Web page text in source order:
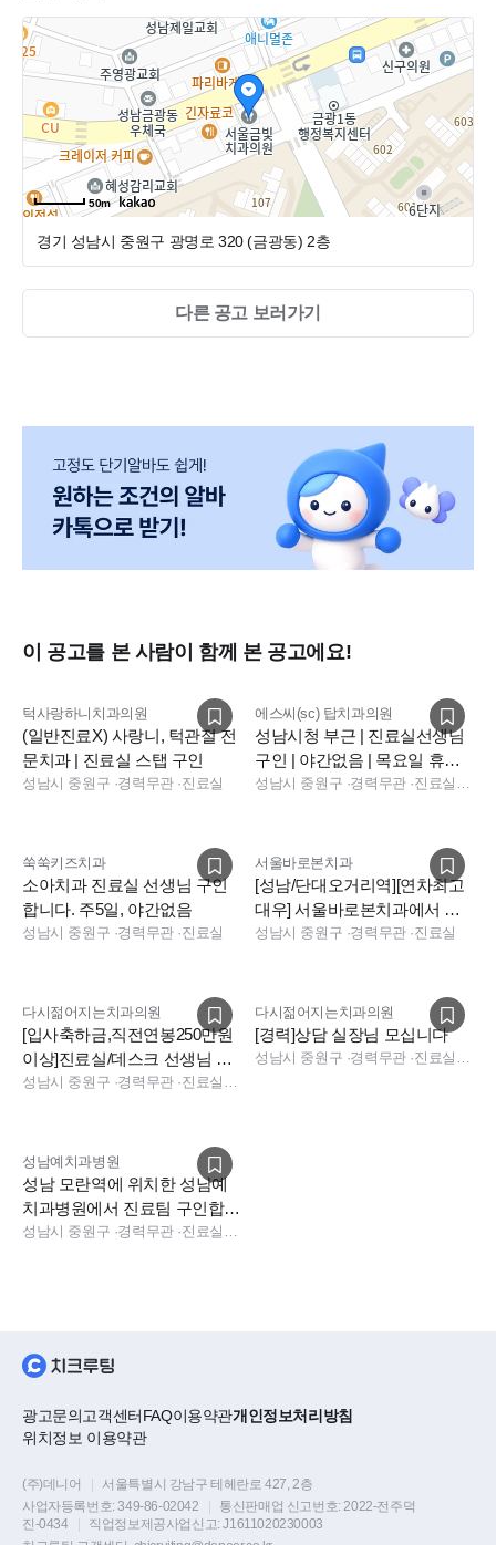
-총 주당 근무 시간이30.5시간으로
주4 일로 근무하실 직원분 모집합니다.
공휴일 있는 주도 월,수 휴무
( BUT, 같은주에 공휴일이 2일 이상인 경우에는월,수 중 하루
대체 근무)
- 야간 없는 평일 진료는 오후6시에 끝나기 때문에 저녁이 있는
삷을 누릴 수 있습니다.
--------------------------------------------------------------------------------------
저희 치과 소개를 한다면,전 구성원이 서로 경어를 사용하여 상
호 존중하는 문화를 만들어가고 있습니다.
니다.
오버타임은 거의 없고
오히려 환자 마감되면 일찍 퇴근하는 경
우가 많습니다.
병원 업무는 되도록 진료실 선생님들끼리 돌아가면서 분담해서
처리하고 있습니다.
진료실 직원 모두 페이스 쉴드 구비,근무화 지원해드립니다.
부득이한 경우가 아니면,포터블 엑스레이는 찍지 않고 엑스레
몸과 마음이 편한 환경에서 근무할 수 있도록 신경 써 드려요
직원 휴게실/ 소독실 분리되어 있습니다
비를 보유하고 있고
진료 분야를 경험해
★직원복지★
저희 치과는 이제 개원한지 4년 정도 되었으며,
월, 수 휴진으로 치과 전체가 주 4일 진료하고 있습니다.
- 주당 근무시간이 준비시간 포함해서 30.5시간,
실제 진료시간은 28시간입니다.
50m
경기 성남시 중원구 광명로 320 (금광동) 2층
다른 공고 보러가기
이 공고를 본 사람이 함께 본 공고에요!
턱사랑하니치과의원
(일반진료X) 사랑니, 턱관절 전
문치과 | 진료실 스탭 구인
성남시 중원구 ·경력무관·진료실
에스씨(sc) 탑치과의원
성남시청 부근 | 진료실선생님
구인 | 야간없음 | 목요일 휴진 |
주5일
성남시 중원구 ·경력무관· 진료실, 진료팀장, 데스크
쑥쑥키즈치과
소아치과 진료실 선생님 구인
합니다. 주5일, 야간없음
성남시 중원구 ·경력무관·진료실
서울바로본치과
[성남/단대오거리역][연차최고
대우] 서울바로본치과에서 진
료실 선생님 모십니다
성남시 중원구 ·경력무관·진료실
다시젊어지는치과의원
[입사축하금,직전연봉250만원
이상]진료실/데스크 선생님 모
십니다
성남시 중원구 ·경력무관· 진료실, 데스크, 보험청구, 수술실, 진료팀장, 상담, 수술실, 진료실, 데스크, 보험청구, 상담, 데스크, 상담, 보험청구
다시젊어지는치과의원
[경력]상담 실장님 모십니다
성남시 중원구 ·경력무관· 진료실, 데스크, 보험청구, 수술실, 진료팀장, 상담, 수술실, 진료실, 데스크, 보험청구, 상담, 데스크, 상담, 보험청구
성남예치과병원
성남 모란역에 위치한 성남예
치과병원에서 진료팀 구인합니
다.
성남시 중원구 ·경력무관· 진료실, 진료팀장, 진료실
광고문의고객센터FAQ이용약관개인정보처리방침
위치정보 이용약관
(주)데니어
서울특별시 강남구 테헤란로 427, 2층
사업자등록번호:349-86-02042 통신판매업 신고번호:2022-전주덕
진-0434
직업정보제공사업신고:J1611020230003